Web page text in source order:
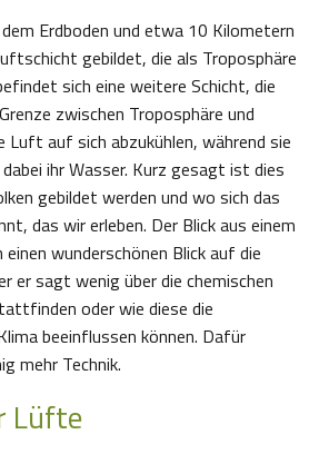
Erdboden und etwa 10 Kilometern
gebildet, die als Troposphäre
sich eine weitere Schicht, die
zwischen Troposphäre und
auf sich abzukühlen, während sie
ihr Wasser. Kurz gesagt ist dies
gebildet werden und wo sich das
das wir erleben. Der Blick aus einem
wunderschönen Blick auf die
er sagt wenig über die chemischen
oder wie diese die
beeinflussen können. Dafür
mehr Technik.
Lüfte